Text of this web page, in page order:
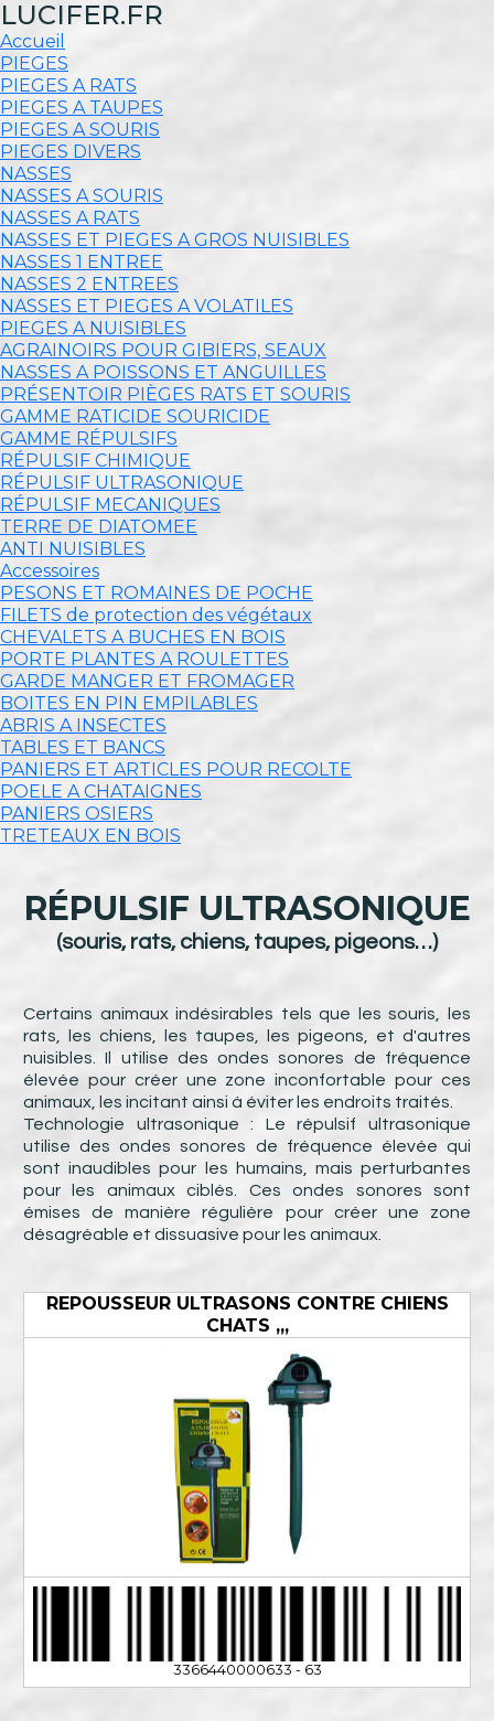
LUCIFER.FR
Accueil
PIEGES
PIEGES A RATS
PIEGES A TAUPES
PIEGES A SOURIS
PIEGES DIVERS
NASSES
NASSES A SOURIS
NASSES A RATS
NASSES ET PIEGES A GROS NUISIBLES
NASSES 1 ENTREE
NASSES 2 ENTREES
NASSES ET PIEGES A VOLATILES
PIEGES A NUISIBLES
AGRAINOIRS POUR GIBIERS, SEAUX
NASSES A POISSONS ET ANGUILLES
PRÉSENTOIR PIÈGES RATS ET SOURIS
GAMME RATICIDE SOURICIDE
GAMME RÉPULSIFS
RÉPULSIF CHIMIQUE
RÉPULSIF ULTRASONIQUE
RÉPULSIF MECANIQUES
TERRE DE DIATOMEE
ANTI NUISIBLES
Accessoires
PESONS ET ROMAINES DE POCHE
FILETS de protection des végétaux
CHEVALETS A BUCHES EN BOIS
PORTE PLANTES A ROULETTES
GARDE MANGER ET FROMAGER
BOITES EN PIN EMPILABLES
ABRIS A INSECTES
TABLES ET BANCS
PANIERS ET ARTICLES POUR RECOLTE
POELE A CHATAIGNES
PANIERS OSIERS
TRETEAUX EN BOIS
RÉPULSIF ULTRASONIQUE
(souris, rats, chiens, taupes, pigeons…)
Certains animaux indésirables tels que les souris, les
rats, les chiens, les taupes, les pigeons, et d'autres
nuisibles. Il utilise des ondes sonores de fréquence
élevée pour créer une zone inconfortable pour ces
animaux, les incitant ainsi à éviter les endroits traités.
Technologie ultrasonique : Le répulsif ultrasonique
utilise des ondes sonores de fréquence élevée qui
sont inaudibles pour les humains, mais perturbantes
pour les animaux ciblés. Ces ondes sonores sont
émises de manière régulière pour créer une zone
désagréable et dissuasive pour les animaux.
REPOUSSEUR ULTRASONS CONTRE CHIENS
CHATS ,,,
3366440000633 - 63